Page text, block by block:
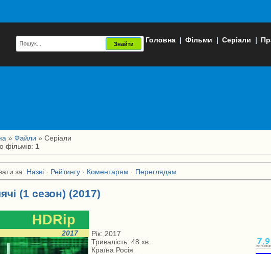
Головна | Фільми | Серіали |
» Файли » Серіали
фільмів: 1
за: Назві · Рейтингу · Коментарям · Переглядам
(1 сезон) (2017)
HDRip
2017
Рік: 2017
Тривалість: 48 хв.
Країна Росія